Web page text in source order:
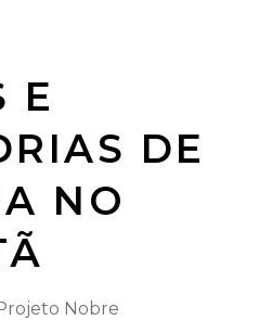
E
DE
NO
Nobre